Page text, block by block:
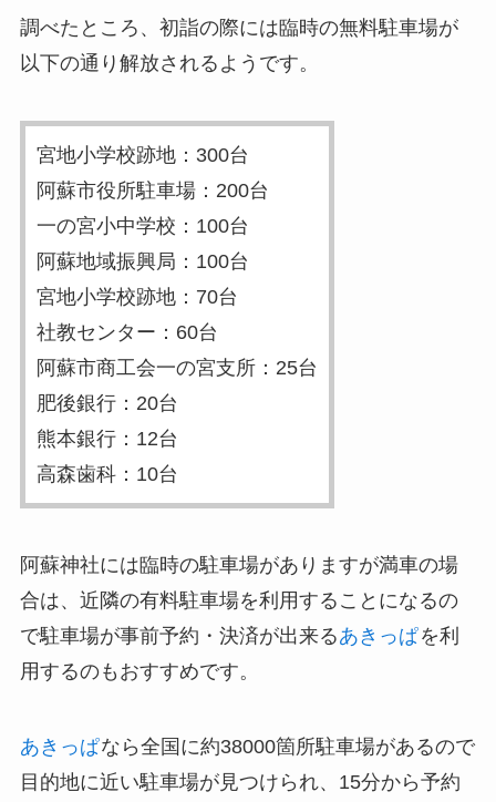
調べたところ、初詣の際には臨時の無料駐車場が
以下の通り解放されるようです。
宮地小学校跡地：300台
阿蘇市役所駐車場：200台
一の宮小中学校：100台
阿蘇地域振興局：100台
宮地小学校跡地：70台
社教センター：60台
阿蘇市商工会一の宮支所：25台
肥後銀行：20台
熊本銀行：12台
高森歯科：10台
阿蘇神社には臨時の駐車場がありますが満車の場
合は、近隣の有料駐車場を利用することになるの
で駐車場が事前予約・決済が出来るあきっぱを利
用するのもおすすめです。
あきっぱなら全国に約38000箇所駐車場があるので
目的地に近い駐車場が見つけられ、15分から予約